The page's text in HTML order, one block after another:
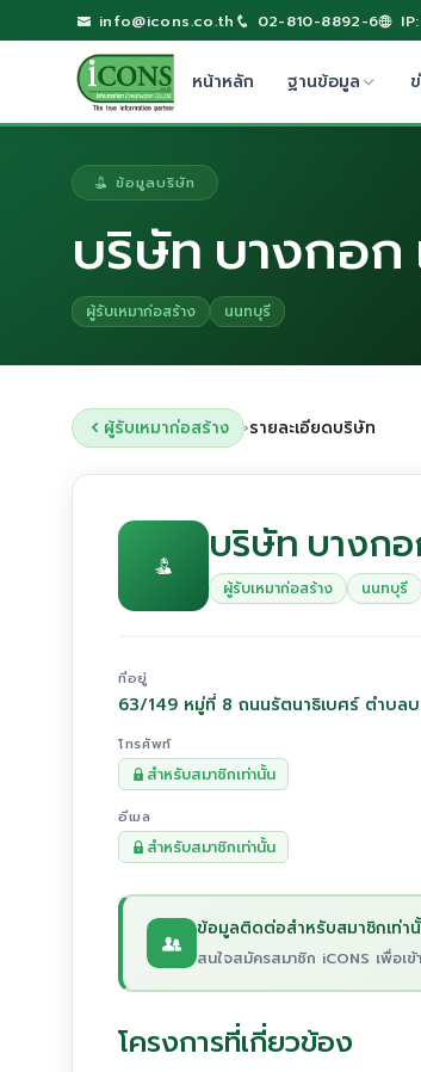
info@icons.co.th 02-810-8892-6
หน้าหลัก ฐานข้อมูล
ข้อมูลบริษัท
บริษัท บางกอก
ผู้รับเหมาก่อสร้าง นนทบุรี
ผู้รับเหมาก่อสร้าง ›รายละเอียดบริษัท
บริษัท บางกอ
ผู้รับเหมาก่อสร้าง นนทบุรี
ที่อยู่
63/149 หมู่ที่ 8 ถนนรัตนาธิเบศร์ ตำบล
โทรศัพท์
สำหรับสมาชิกเท่านั้น
อีเมล
สำหรับสมาชิกเท่านั้น
ข้อมูลติดต่อสำหรับสมาชิกเท่า
สนใจสมัครสมาชิก iCONS เพื่อเ
โครงการที่เกี่ยวข้อง